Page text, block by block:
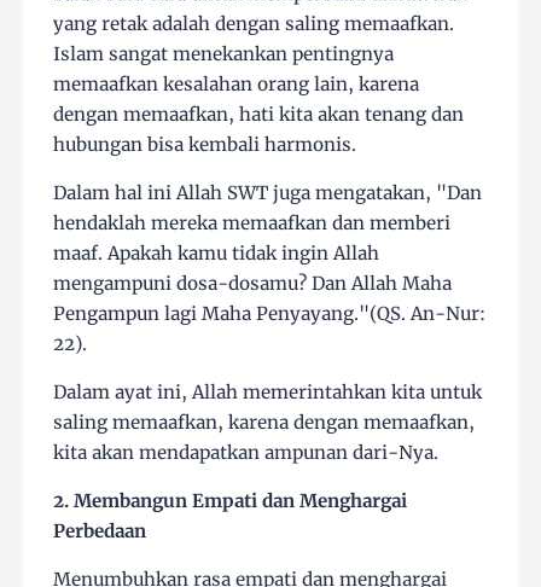
yang retak adalah dengan saling memaafkan.
Islam sangat menekankan pentingnya
memaafkan kesalahan orang lain, karena
dengan memaafkan, hati kita akan tenang dan
hubungan bisa kembali harmonis.
Dalam hal ini Allah SWT juga mengatakan, "Dan
hendaklah mereka memaafkan dan memberi
maaf. Apakah kamu tidak ingin Allah
mengampuni dosa-dosamu? Dan Allah Maha
Pengampun lagi Maha Penyayang."(QS. An-Nur:
22).
Dalam ayat ini, Allah memerintahkan kita untuk
saling memaafkan, karena dengan memaafkan,
kita akan mendapatkan ampunan dari-Nya.
2. Membangun Empati dan Menghargai
Perbedaan
Menumbuhkan rasa empati dan menghargai